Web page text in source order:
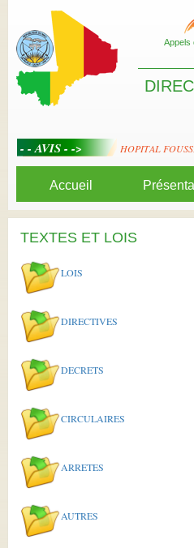
Appels
(pont-barrage, mare) HOPITAL
Accueil
TEXTES ET LOIS
LOIS
DIRECTIVES
DECRETS
CIRCULAIRES
ARRETES
AUTRES